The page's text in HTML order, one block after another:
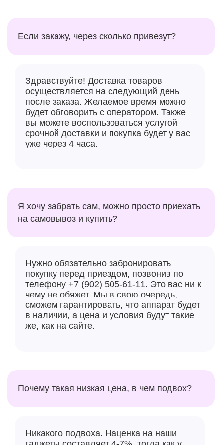
Производительности Apple A18 Pro точно хватит на
несколько лет бесперебойной работы iPhone.
Камера в Айфоне 16 Про
С помощью новой кнопки можно с большим
комфортом управлять камерой
Не обошли стороной в Apple и
iPhone 16 Pro и iPhone 16 Pro Max
пятикратным оптическим зумом
основная камера в обеих моделях осталась без
изменений. Тот же привычный нам по iPhone 15 Pro
и iPhone 15 Pro Max модуль на 48 МП, который
теперь называютFusion Camera. Однако парочка
весьма серьезных изменений все-таки появилась.
Во-первых, оба аппарата получили
Если закажу, через сколько привезут?
Здравствуйте! Доставка товаров
осуществляется на следующий день
после заказа. Желаемое время можно
будет обговорить с оператором. Также
вы можете воспользоваться услугой
срочной доставки и покупка будет у вас
уже через 4 часа.
Я хочу забрать сам, можно просто приехать
на самовывоз и купить?
Нужно обязательно забронировать
покупку перед приездом, позвонив по
телефону +7 (902) 505-61-11. Это вас ни к
чему не обяжет. Мы в свою очередь,
сможем гарантировать, что аппарат будет
в наличии, а цена и условия будут такие
же, как на сайте.
Почему такая низкая цена, в чем подвох?
Никакого подвоха. Наценка на наши